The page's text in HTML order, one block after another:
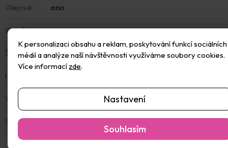
K personalizaci obsahu a reklam, poskytování funkcí sociálních
médií a analýze naší návštěvnosti využíváme soubory cookies.
Více informacízde.
Nastavení
Souhlasím
Olejové: ano
Pomůcka: ne
Školní: ne
Umělecké
Voskovky
Sada: Ne